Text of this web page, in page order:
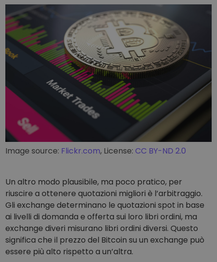
Image source: Flickr.com, License:CC BY-ND 2.0
Un altro modo plausibile, ma poco pratico, per
riuscire a ottenere quotazioni migliori è l’arbitraggio.
Gli exchange determinano le quotazioni spot in base
ai livelli di domanda e offerta sui loro libri ordini, ma
exchange diveri misurano libri ordini diversi. Questo
significa che il prezzo del Bitcoin su un exchange può
essere più alto rispetto a un’altra.